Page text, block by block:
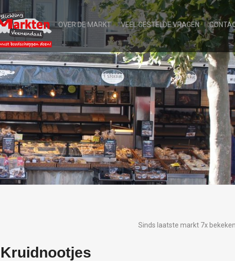
OVER DE MARKT VEEL GESTELDE VRAGEN
Sinds laatste markt 7x bekeken
Kruidnootjes